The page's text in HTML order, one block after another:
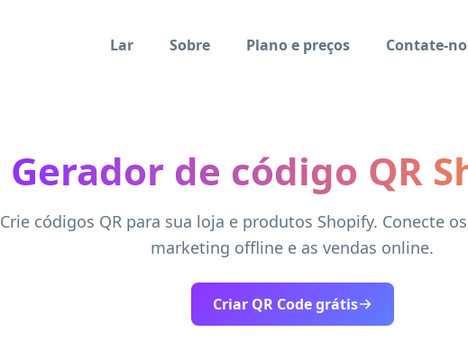
Lar
Sobre Plano e preços Contate-
Gerador de código QR
Crie códigos QR para sua loja e produtos Shopify. Conecte
marketing offline e as vendas online.
Criar QR Code grátis